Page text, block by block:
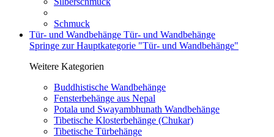
Schmuck
Tür- und Wandbehänge Tür- und Wandbehänge
Springe zur Hauptkategorie "Tür- und Wandbehänge"
Weitere Kategorien
Buddhistische Wandbehänge
Fensterbehänge aus Nepal
Potala und Swayambhunath Wandbehänge
Tibetische Klosterbehänge (Chukar)
Tibetische Türbehänge